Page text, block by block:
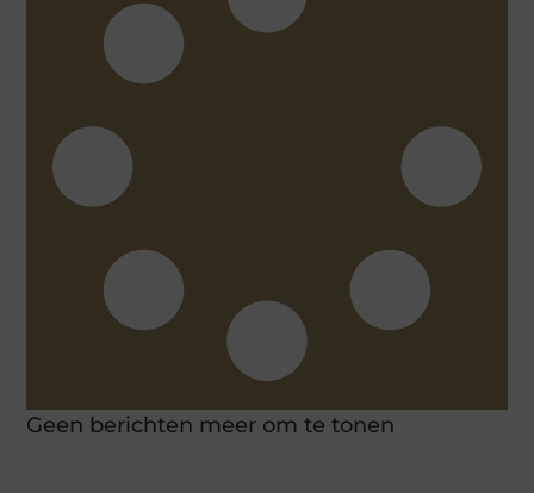
Geen berichten meer om te tonen